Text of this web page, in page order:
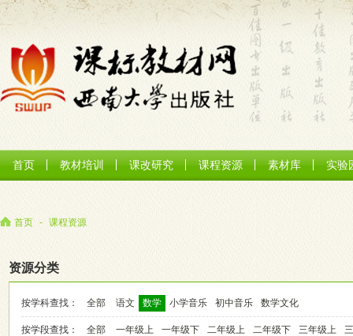
首页 教材培训 课改研究 课程资源 素材库 实验
首页 - 课程资源
资源分类
按学科查找： 全部 语文 数学 小学音乐 初中音乐 数学文化
按学段查找： 全部 一年级上 一年级下 二年级上 二年级下 三年级上